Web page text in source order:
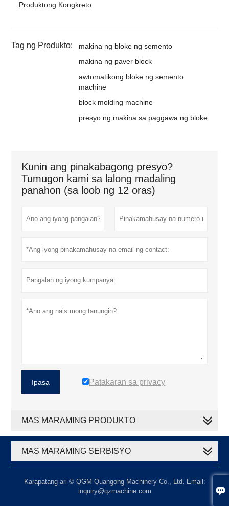

Produktong Kongkreto
Tag ng Produkto:
makina ng bloke ng semento
makina ng paver block
awtomatikong bloke ng semento
machine
block molding machine
presyo ng makina sa paggawa ng bloke
Kunin ang pinakabagong presyo?
Tumugon kami sa lalong madaling
panahon (sa loob ng 12 oras)
Ipasa Patakaran sa privacy
MAS MARAMING PRODUKTO
MAS MARAMING SERBISYO
Karapatang-ari © QGM Quangong Machinery Co., Ltd. Email:
inquiry@qzmachine.com